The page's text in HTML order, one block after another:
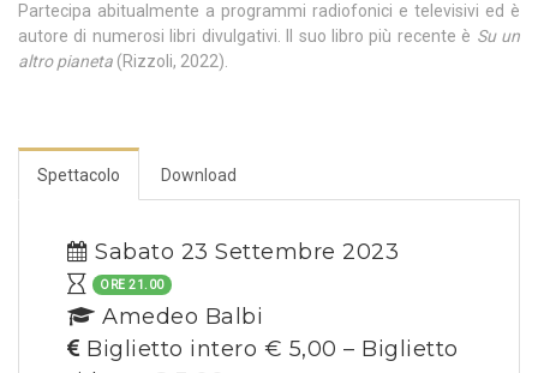
Partecipa abitualmente a programmi radiofonici e televisivi ed è
autore di numerosi libri divulgativi. Il suo libro più recente è Su un
altro pianeta (Rizzoli, 2022).
Spettacolo Download
Sabato 23 Settembre 2023
ORE 21.00
Amedeo Balbi
Biglietto intero € 5,00 – Biglietto